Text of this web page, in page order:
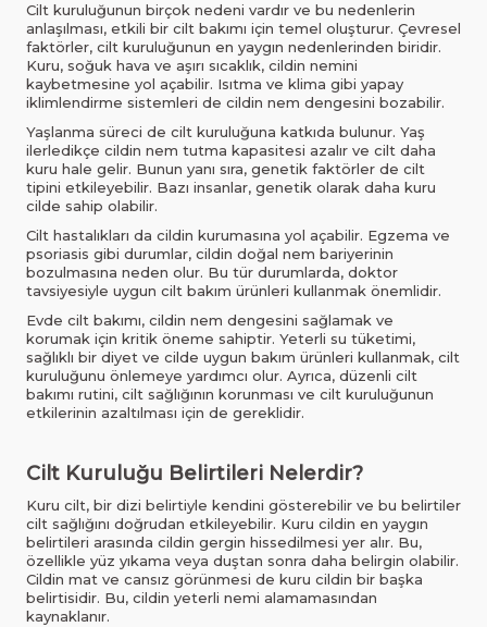
Cilt kuruluğunun birçok nedeni vardır ve bu nedenlerin
anlaşılması, etkili bir cilt bakımı için temel oluşturur. Çevresel
faktörler, cilt kuruluğunun en yaygın nedenlerinden biridir.
Kuru, soğuk hava ve aşırı sıcaklık, cildin nemini
kaybetmesine yol açabilir. Isıtma ve klima gibi yapay
iklimlendirme sistemleri de cildin nem dengesini bozabilir.
Yaşlanma süreci de cilt kuruluğuna katkıda bulunur. Yaş
ilerledikçe cildin nem tutma kapasitesi azalır ve cilt daha
kuru hale gelir. Bunun yanı sıra, genetik faktörler de cilt
tipini etkileyebilir. Bazı insanlar, genetik olarak daha kuru
cilde sahip olabilir.
Cilt hastalıkları da cildin kurumasına yol açabilir. Egzema ve
psoriasis gibi durumlar, cildin doğal nem bariyerinin
bozulmasına neden olur. Bu tür durumlarda, doktor
tavsiyesiyle uygun cilt bakım ürünleri kullanmak önemlidir.
Evde cilt bakımı, cildin nem dengesini sağlamak ve
korumak için kritik öneme sahiptir. Yeterli su tüketimi,
sağlıklı bir diyet ve cilde uygun bakım ürünleri kullanmak, cilt
kuruluğunu önlemeye yardımcı olur. Ayrıca, düzenli cilt
bakımı rutini, cilt sağlığının korunması ve cilt kuruluğunun
etkilerinin azaltılması için de gereklidir.
Cilt Kuruluğu Belirtileri Nelerdir?
Kuru cilt, bir dizi belirtiyle kendini gösterebilir ve bu belirtiler
cilt sağlığını doğrudan etkileyebilir. Kuru cildin en yaygın
belirtileri arasında cildin gergin hissedilmesi yer alır. Bu,
özellikle yüz yıkama veya duştan sonra daha belirgin olabilir.
Cildin mat ve cansız görünmesi de kuru cildin bir başka
belirtisidir. Bu, cildin yeterli nemi alamamasından
kaynaklanır.